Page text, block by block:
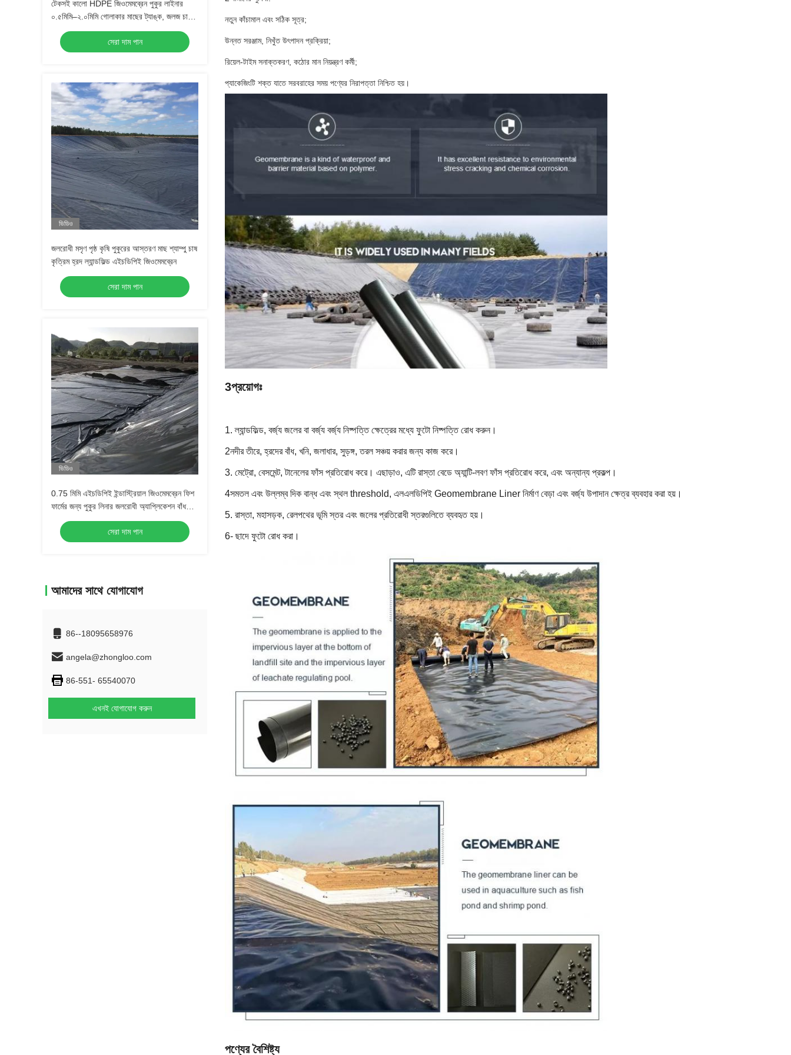
টেকসই কালো HDPE জিওমেমব্রেন পুকুর লাইনার
০.৫মিমি–২.০মিমি গোলাকার মাছের ট্যাঙ্ক, জলজ চাষের
জল সংরক্ষণ, জলাধার এবং বাঁধ জলরোধী করার জন্য
সেরা দাম পান
ভিডিও
জলরোধী মসৃণ পৃষ্ঠ কৃষি পুকুরের আস্তরণ মাছ শ্যাম্পু চাষ
কৃত্রিম হ্রদ ল্যান্ডফিল্ড এইচডিপিই জিওমেমব্রেন
সেরা দাম পান
ভিডিও
0.75 মিমি এইচডিপিই ইন্ডাস্ট্রিয়াল জিওমেমব্রেন ফিশ
ফার্মের জন্য পুকুর লিনার জলরোধী অ্যাপ্লিকেশন বাঁধ
ল্যান্ডফিল্ড
সেরা দাম পান
আমাদের সাথে যোগাযোগ
86--18095658976
angela@zhongloo.com
86-551- 65540070
এখনই যোগাযোগ করুন
নতুন কাঁচামাল এবং সঠিক সূত্র;
উন্নত সরঞ্জাম, নিখুঁত উৎপাদন প্রক্রিয়া;
রিয়েল-টাইম সনাক্তকরণ, কঠোর মান নিয়ন্ত্রণ কর্মী;
প্যাকেজিংটি শক্ত যাতে সরবরাহের সময় পণ্যের নিরাপত্তা নিশ্চিত হয়।
3প্রয়োগঃ
1. ল্যান্ডফিল্ড, বর্জ্য জলের বা বর্জ্য বর্জ্য নিষ্পত্তি ক্ষেত্রের মধ্যে ফুটো নিষ্পত্তি রোধ করুন।
2নদীর তীরে, হ্রদের বাঁধ, খনি, জলাধার, সুড়ঙ্গ, তরল সঞ্চয় করার জন্য কাজ করে।
3. মেট্রো, বেসমেন্ট, টানেলের ফাঁস প্রতিরোধ করে। এছাড়াও, এটি রাস্তা বেডে অ্যান্টি-লবণ ফাঁস প্রতিরোধ করে, এবং অন্যান্য প্রকল্প।
4সমতল এবং উল্লম্ব দিক বান্ধ এবং স্থল threshold, এলএলডিপিই Geomembrane Liner নির্মাণ বেড়া এবং বর্জ্য উপাদান ক্ষেত্র ব্যবহার করা হয়।
5. রাস্তা, মহাসড়ক, রেলপথের ভূমি স্তর এবং জলের প্রতিরোধী স্তরগুলিতে ব্যবহৃত হয়।
6- ছাদে ফুটো রোধ করা।
পণ্যের বৈশিষ্ট্য